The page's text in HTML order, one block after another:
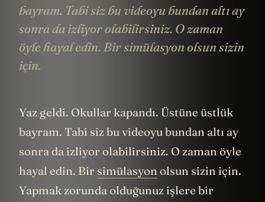
bayram. Tabi siz bu videoyu bundan altı ay
sonra da izliyor olabilirsiniz. O zaman
öyle hayal edin. Bir simülasyon olsun sizin
için.
Yaz geldi. Okullar kapandı. Üstüne üstlük
bayram. Tabi siz bu videoyu bundan altı ay
sonra da izliyor olabilirsiniz. O zaman öyle
hayal edin. Bir simülasyon olsun sizin için.
Yapmak zorunda olduğunuz işlere bir